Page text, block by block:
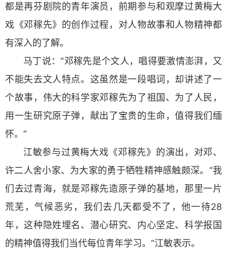
都是再芬剧院的青年演员，前期参与和观摩过黄梅大
戏《邓稼先》的创作过程，对人物故事和人物精神都
有深入的了解。
马丁说：“邓稼先是个文人，唱得要激情澎湃，又
不能失去文人特点。这虽然是一段唱词，却讲述了一
个故事，伟大的科学家邓稼先为了祖国、为了人民，
用一生研究原子弹，献出了宝贵的生命，值得我们缅
怀。”
江敏参与过黄梅大戏《邓稼先》的演出，对邓、
许二人舍小家、为大家的勇于牺牲精神感触颇深。“我
们去过青海，就是邓稼先造原子弹的基地，那里一片
荒芜，气候恶劣，我们去几天都受不了，他一待28
年，这种隐姓埋名、潜心研究、内心坚定、科学报国
的精神值得我们当代每位青年学习。”江敏表示。